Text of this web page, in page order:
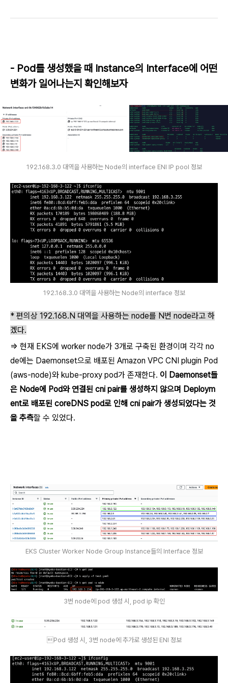
- Pod를 생성했을 때 Instance의 Interface에 어떤
변화가 일어나는지 확인해보자
192.168.3.0 대역을 사용하는 Node의 interface ENI IP pool 정보
192.168.3.0 대역을 사용하는 Node의 interface 정보
* 편의상 192.168.N 대역을 사용하는 node를 N번 node라고 하
겠다.
=> 현재 EKS에 worker node가 3개로 구축된 환경이며 각각 no
de에는 Daemonset으로 배포된 Amazon VPC CNI plugin Pod
(aws-node)와 kube-proxy pod가 존재한다. 이 Daemonset들
은 Node에 Pod와 연결된 cni pair를 생성하지 않으며 Deploym
ent로 배포된 coreDNS pod로 인해 cni pair가 생성되었다는 것
을 추측할 수 있었다.
EKS Cluster Worker Node Group Instance들의 Interface 정보
3번 node에 pod 생성 시, pod ip 확인
Pod 생성 시, 3번 node에 추가로 생성된 ENI 정보